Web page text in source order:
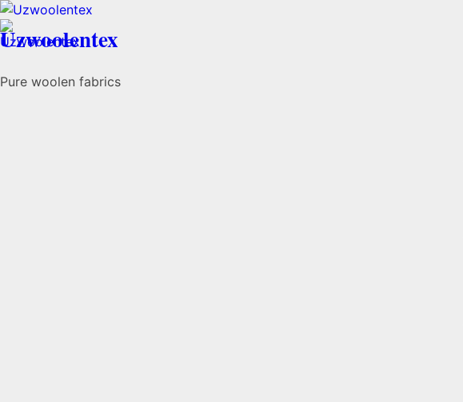
Uzwoolentex
Pure woolen fabrics